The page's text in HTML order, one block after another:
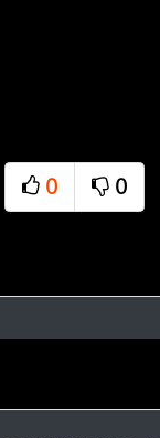
0
추천
0
비추천
글